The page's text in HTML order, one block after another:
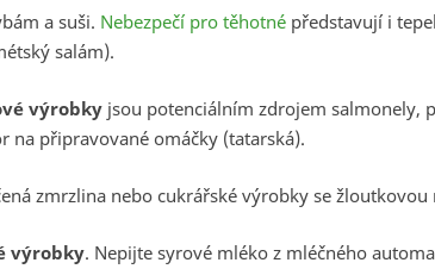
a suši. Nebezpečí pro těhotné představují i
salám).
výrobky jsou potenciálním zdrojem salmonely,
na připravované omáčky (tatarská).
zmrzlina nebo cukrářské výrobky se žloutkovou
výrobky. Nepijte syrové mléko z mléčného